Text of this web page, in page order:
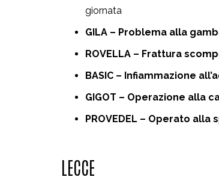
giornata
GILA – Problema alla
ROVELLA – Frattura
BASIC – Infiammazione
GIGOT – Operazione alla
PROVEDEL – Operato
LECCE